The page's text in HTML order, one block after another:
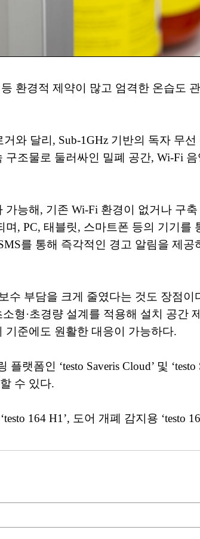
환경적 제약이 많고 엄격한 온습도
거와 달리, Sub-1GHz 기반의 독자 무
조물로 둘러싸인 밀폐 공간, Wi-Fi
능해, 기존 Wi-Fi 환경이 없거나 구
며, PC, 태블릿, 스마트폰 등의 기기
를 통해 즉각적인 경고 알림을 제
수 부담을 크게 줄였다는 것도 장점
형·초경량 설계를 적용해 설치 공간
기준에도 원활한 대응이 가능하다.
랫폼인 ‘testo Saveris Cloud’ 및
수 있다.
164 H1’, 도어 개폐 감지용